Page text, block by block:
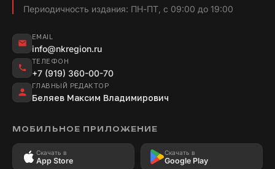
Периодичность издания: ПН-ПТ, с 09:00 до 19:00
EMAIL
info@nkregion.ru
ТЕЛЕФОН
+7 (919) 360-00-70
ГЛАВНЫЙ РЕДАКТОР
Беляев Максим Владимирович
МОБИЛЬНОЕ ПРИЛОЖЕНИЕ
Скачать в
App Store
Скачать в
Google Play